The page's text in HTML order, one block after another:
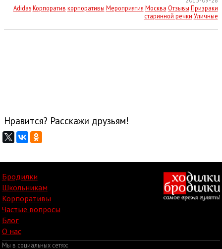
Adidas Корпоратив корпоративы Мероприятия Москва Отзывы Призраки
старинной речки Уличные
Нравится? Расскажи друзьям!
Бродилки
Школьникам
Корпоративы
Частые вопросы
Блог
О нас
Мы в социальных сетях: